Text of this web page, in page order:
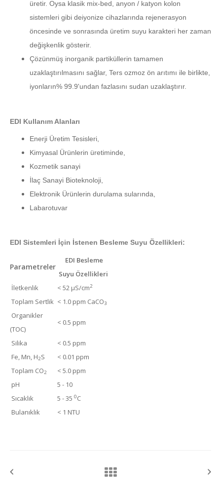
üretir. Oysa klasik mix-bed, anyon / katyon kolon
sistemleri gibi deiyonize cihazlarında rejenerasyon
öncesinde ve sonrasında üretim suyu karakteri her zaman
değişkenlik gösterir.
Çözünmüş inorganik partiküllerin tamamen
uzaklaştırılmasını sağlar, Ters ozmoz ön arıtımı ile birlikte,
iyonların% 99.9'undan fazlasını sudan uzaklaştırır.
EDI Kullanım Alanları
Enerji Üretim Tesisleri,
Kimyasal Ürünlerin üretiminde,
Kozmetik sanayi
İlaç Sanayi Bioteknoloji,
Elektronik Ürünlerin durulama sularında,
Labarotuvar
EDI Sistemleri İçin İstenen Besleme Suyu Özellikleri:
Parametreler
EDI Besleme
Suyu Özellikleri
İletkenlik
< 52 µS/cm2
Toplam Sertlik < 1.0 ppm CaCO3
Organikler
(TOC)
< 0.5 ppm
Silika
< 0.5 ppm
Fe, Mn, H2S
< 0.01 ppm
Toplam CO2
< 5.0 ppm
pH
5 - 10
Sıcaklık
5 - 35 0C
Bulanıklık
< 1 NTU